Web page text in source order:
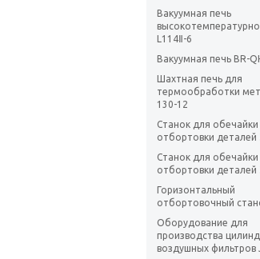
Вакуумная печь
L114Ⅱ-6
Вакуумная печь BR-
Шахтная печь для
термообработки
130-12
Станок для обечайки
отбортовки деталей
Станок для обечайки
отбортовки деталей
Горизонтальный
отбортовочный
Оборудование для
производства
воздушных фильтров